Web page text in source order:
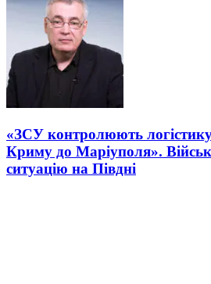
«ЗСУ контролюють логістику
Криму до Маріуполя».
ситуацію на Півдні